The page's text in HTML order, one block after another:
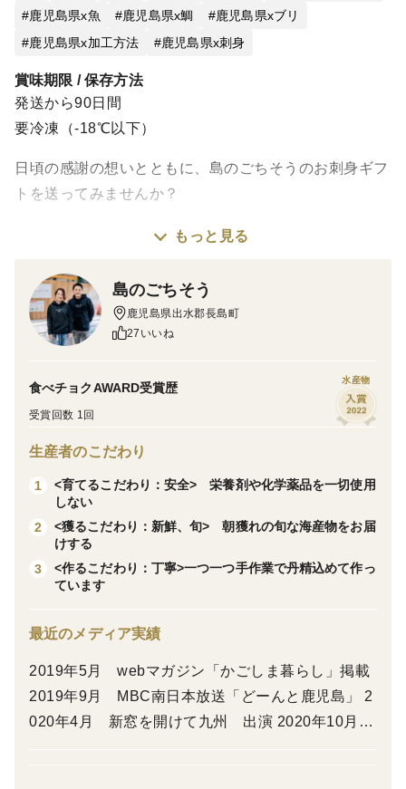
鹿児島県x魚
鹿児島県x鯛
鹿児島県xブリ
鹿児島県x加工方法
鹿児島県x刺身
賞味期限 / 保存方法
発送から90日間
要冷凍（-18℃以下）
日頃の感謝の想いとともに、島のごちそうのお刺身ギフ
トを送ってみませんか？
す。
その際、熨斗の表書き、名入れの情報ご記入も忘れずお
願い致します。
せていただきます。
※※※※※
ました。
1～2人前の小分けして真空し超低温冷凍しておりますの
で、ドリップが無く、美味しく召し上がっていただけま
す。
だけ”召し上がって頂けます。
【内容量】
・獅子島産真鯛（養殖）お刺身 3パック 計300g前
後
もっと見る
島のごちそう
鹿児島県出水郡長島町
27いいね
食べチョクAWARD受賞歴
受賞回数 1回
水産物
生産者のこだわり
1
<育てるこだわり：安全> 栄養剤や化学薬品を一切使用
しない
2
<獲るこだわり：新鮮、旬> 朝獲れの旬な海産物をお届
けする
3
<作るこだわり：丁寧>一つ一つ手作業で丹精込めて作っ
ています
最近のメディア実績
2019年5月 webマガジン「かごしま暮らし」掲載
2019年9月 MBC南日本放送「どーんと鹿児島」 2
020年4月 新窓を開けて九州 出演 2020年10月